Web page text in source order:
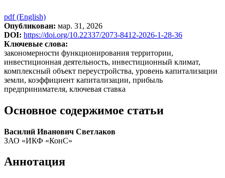
pdf (English)
Опубликован: мар. 31, 2026
DOI: https://doi.org/10.22337/2073-8412-2026-1-28-36
Ключевые слова:
закономерности функционирования территории,
инвестиционная деятельность, инвестиционный климат,
комплексный объект переустройства, уровень капитализации
земли, коэффициент капитализации, прибыль
предпринимателя, ключевая ставка
Основное содержимое статьи
Василий Иванович Светлаков
ЗАО «ИКФ «КонС»
Аннотация